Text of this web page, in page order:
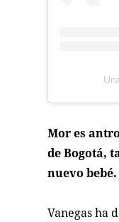
Mor es
de Bogotá,
nuevo
Vanegas ha